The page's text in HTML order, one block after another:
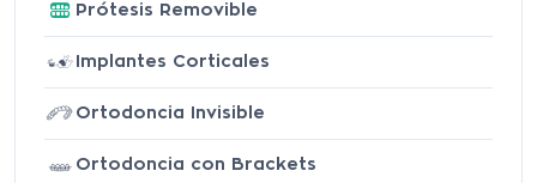
Prótesis Removible
Implantes Corticales
Ortodoncia Invisible
Ortodoncia con Brackets